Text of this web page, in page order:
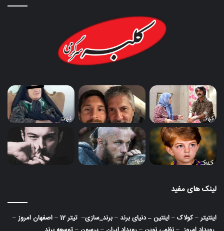
لینک های مفید
اینتیتر–کولاک–اینتین–دنیای برند–برند_سازی– تیتر 12 –اصفهان امروز–